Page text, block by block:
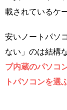
載されているケ
安いノートパソ
ない」のは結構
ブ内蔵のパソコ
トパソコンを選